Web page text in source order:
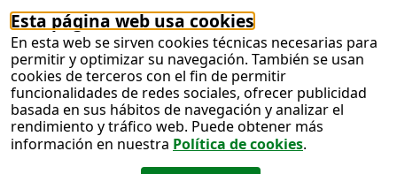
Esta página web usa cookies
En esta web se sirven cookies técnicas necesarias para
permitir y optimizar su navegación. También se usan
cookies de terceros con el fin de permitir
funcionalidades de redes sociales, ofrecer publicidad
basada en sus hábitos de navegación y analizar el
rendimiento y tráfico web. Puede obtener más
información en nuestra Política de cookies.